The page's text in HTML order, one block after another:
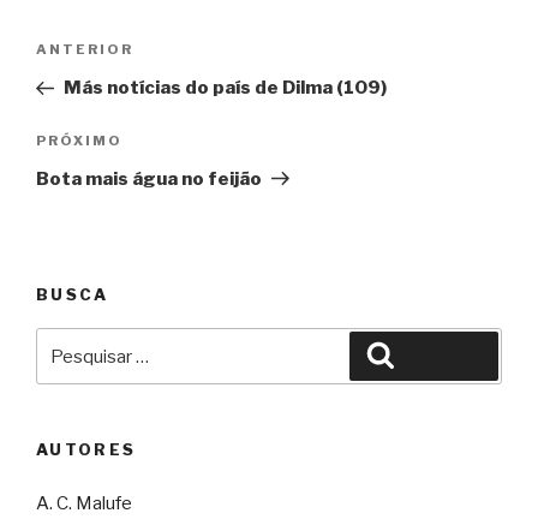
Post
Anterior
ANTERIOR
Más notícias do país de Dilma (109)
Próximo
PRÓXIMO
Bota mais água no feijão
BUSCA
AUTORES
A. C. Malufe